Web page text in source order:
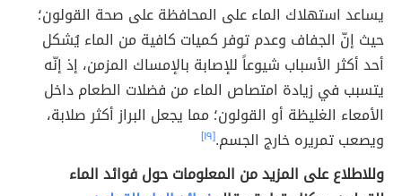
يساعد استهلاك الماء على المحافظة على صحة القولون؛
حيث إنّ الجفاف وعدم توفر كميات كافية من الماء يُشكل
أحد أكثر الأسباب شيوعاً للإصابة بالإمساك المزمن، إذ إنّه
يتسبب في زيادة امتصاص الماء من فضلات الطعام داخل
الأمعاء الغليظة أو القولون؛ مما يجعل البراز أكثر صلابة،
ويصعب تمريره خارج الجسم.[١٩]
وللاطلاع على المزيد من المعلومات حول فوائد الماء